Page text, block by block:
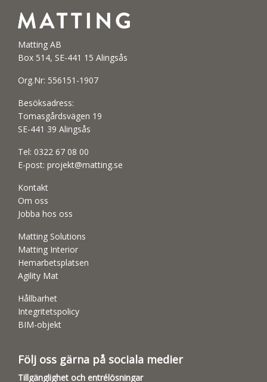
Matting AB
Box 514, SE-441 15 Alingsås
Org.Nr: 556151-1907
Besöksadress:
Tomasgårdsvägen 19
SE-441 39 Alingsås
Tel: 0322 67 08 00
E-post: projekt@matting.se
Kontakt
Om oss
Jobba hos oss
Matting Solutions
Matting Interior
Hemarbetsplatsen
Agility Mat
Hållbarhet
Integritetspolicy
BIM-objekt
Följ oss gärna på sociala medier
Tillgänglighet och entrélösningar